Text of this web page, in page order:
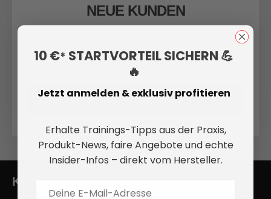
NEUE KUNDEN
Ein Konto zu erstellen hat viele Vorteile: schneller zur
Kasse gehen, mehr als eine Adresse speichern,
Bestellungen verfolgen und mehr.
EIN KONTO ERSTELLEN
KONTAKT
10 €* STARTVORTEIL SICHERN 💪
🔥
Jetzt anmelden & exklusiv profitieren
Erhalte Trainings-Tipps aus der Praxis,
Produkt-News, faire Angebote und echte
Insider-Infos – direkt vom Hersteller.
E-Mail Adresse